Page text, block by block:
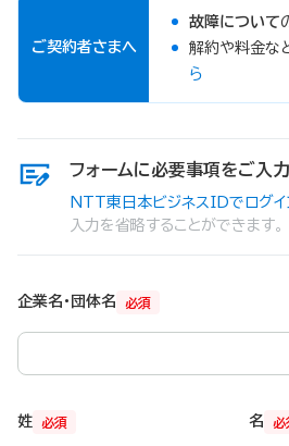
ご契約者さまへ
故障について
解約や料金な
ら
フォームに必要事項をご入力
NTT東日本ビジネスIDでログイ
入力を省略することができます。
必須
企業名・団体名
必須
姓 必
名